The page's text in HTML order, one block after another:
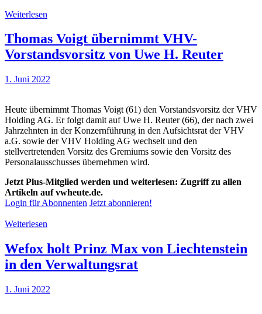
Weiterlesen
Thomas Voigt übernimmt VHV-
Vorstandsvorsitz von Uwe H. Reuter
1. Juni 2022
Heute übernimmt Thomas Voigt (61) den Vorstandsvorsitz der VHV
Holding AG. Er folgt damit auf Uwe H. Reuter (66), der nach zwei
Jahrzehnten in der Konzernführung in den Aufsichtsrat der VHV
a.G. sowie der VHV Holding AG wechselt und den
stellvertretenden Vorsitz des Gremiums sowie den Vorsitz des
Personalausschusses übernehmen wird.
Jetzt Plus-Mitglied werden und weiterlesen: Zugriff zu allen
Artikeln auf vwheute.de.
Login für Abonnenten Jetzt abonnieren!
Weiterlesen
Wefox holt Prinz Max von Liechtenstein
in den Verwaltungsrat
1. Juni 2022